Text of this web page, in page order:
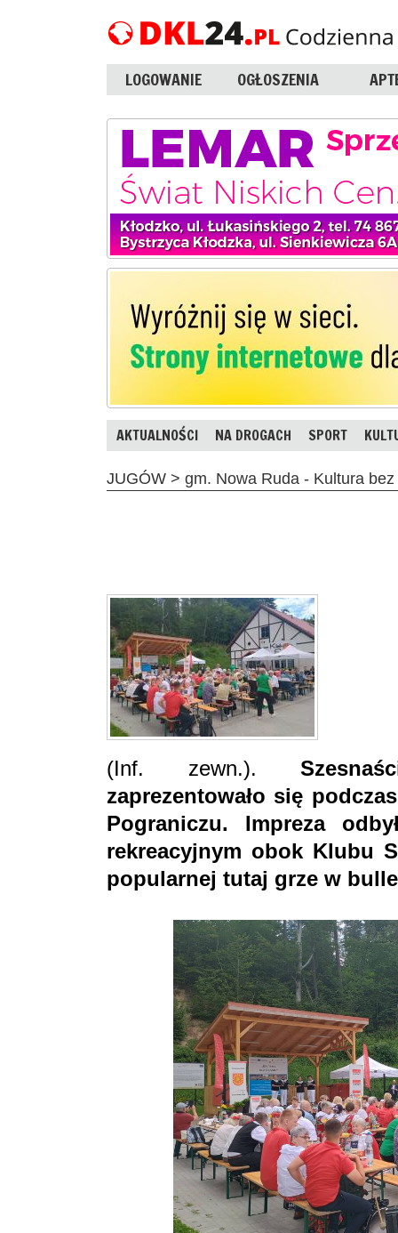
LOGOWANIE OGŁOSZENIA
AKTUALNOŚCI NA DROGACH SPORT
JUGÓW > gm. Nowa Ruda - Kultura
(Inf. zewn.).
zaprezentowało się
Pograniczu. Impreza
rekreacyjnym obok Klubu
popularnej tutaj grze w